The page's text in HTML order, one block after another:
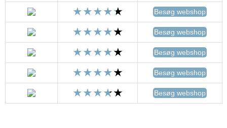
Besøg webshop
Besøg webshop
Besøg webshop
Besøg webshop
Besøg webshop